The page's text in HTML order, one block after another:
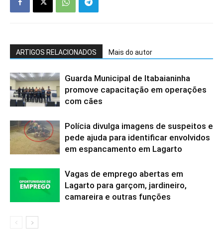
ARTIGOS RELACIONADOS Mais do autor
Guarda Municipal de Itabaianinha
promove capacitação em operações
com cães
Polícia divulga imagens de suspeitos e
pede ajuda para identificar envolvidos
em espancamento em Lagarto
Vagas de emprego abertas em
Lagarto para garçom, jardineiro,
camareira e outras funções